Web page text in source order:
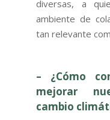
diversas, a
ambiente de
tan relevante
– ¿Cómo
mejorar
cambio